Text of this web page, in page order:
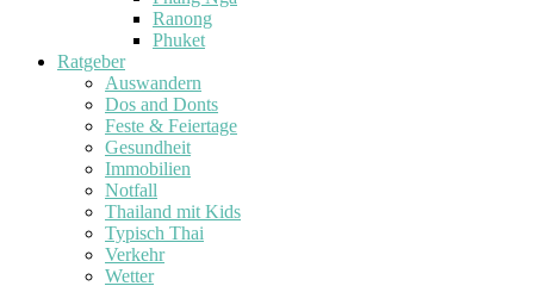
Ranong
Phuket
Ratgeber
Auswandern
Dos and Donts
Feste & Feiertage
Gesundheit
Immobilien
Notfall
Thailand mit Kids
Typisch Thai
Verkehr
Wetter